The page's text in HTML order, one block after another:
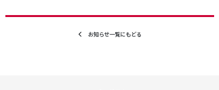
お知らせ一覧にもどる